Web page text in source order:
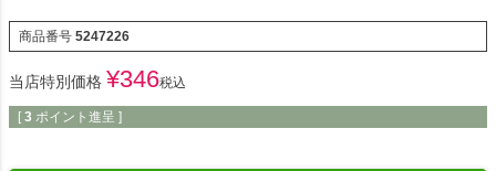
商品番号 5247226
当店特別価格 ¥346税込
[ 3 ポイント進呈 ]